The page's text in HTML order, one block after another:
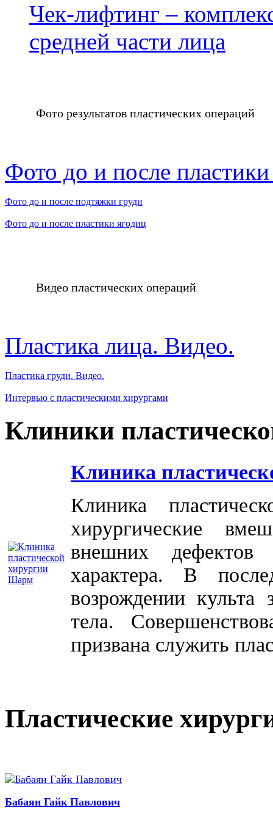
Чек-лифтинг –
средней части лица
Фото результатов пластических операций
Фото до и после
Фото до и после подтяжки груди
Фото до и после пластики ягодиц
Видео пластических операций
Пластика лица. Видео.
Пластика груди. Видео.
Интервью с пластическими хирургами
Клиники
Клиника
Клиника
хирургические
внешних дефектов
характера. В
возрождении культа
тела.
призвана служить
Пластические
Бабаян Гайк Павлович